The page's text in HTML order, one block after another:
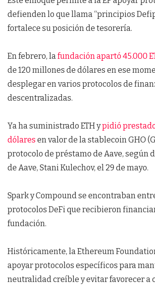
defienden lo que llama “principios
fortalece su posición de tesorería.
En febrero, lafundación apartó 45.000
de 120 millones de dólares en ese
desplegar en varios protocolos de
descentralizadas.
Ya ha suministrado ETH ypidió
dólares en valor de la stablecoin GHO
protocolo de préstamo de Aave, según
de Aave, Stani Kulechov, el 29 de mayo.
Spark y Compound se encontraban
protocolos DeFi que recibieron
fundación.
Históricamente, la Ethereum
apoyar protocolos específicos para
neutralidad creíble y evitar favorecer a